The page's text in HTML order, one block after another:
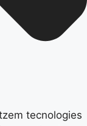
tecnologies